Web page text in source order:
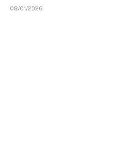
08/01/2026